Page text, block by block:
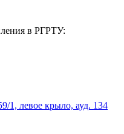
в РГРТУ:
1, левое крыло, ауд. 134